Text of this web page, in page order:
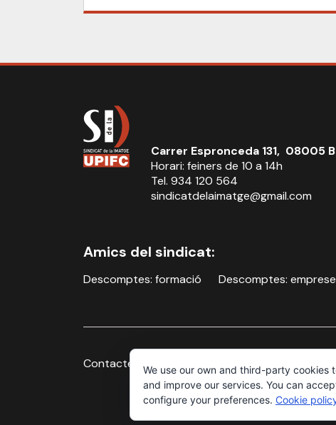
Carrer Espronceda 131, 08005
Horari: feiners de 10 a 14h
Tel. 934 120 564
sindicatdelaimatge@gmail.com
Amics del sindicat:
Descomptes: formació Descomptes:
Contacte Avís legal i política de privacitat
We use our own and third-party cookies
and improve our services. You can
configure your preferences. Cookie